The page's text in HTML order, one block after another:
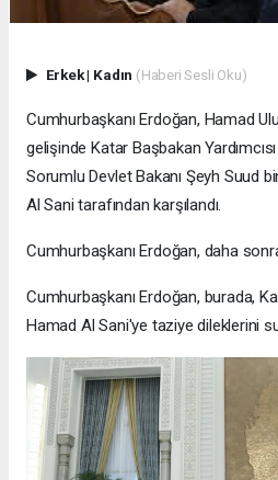
Erkek| Kadın (Haberi Sesli Oku)
Cumhurbaşkanı Erdoğan, Hamad
gelişinde Katar Başbakan
Sorumlu Devlet Bakanı Şeyh Suud
Al Sani tarafından karşılandı.
Cumhurbaşkanı Erdoğan, daha
Cumhurbaşkanı Erdoğan, burada,
Hamad Al Sani'ye taziye dileklerini